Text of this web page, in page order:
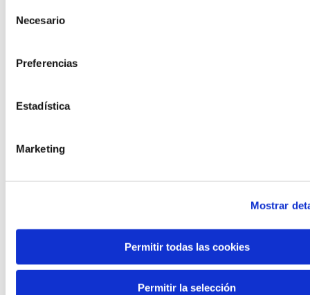
proporcionado o que hayan recopilado a partir del uso que
Necesario
Preferencias
Estadística
Marketing
Mostrar
Permitir todas las cookies
Permitir la selección
Convocatorias
Generación de
conocimiento